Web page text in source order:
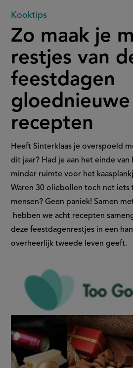
Zo
maak
je
met
restjes
van
de
feestdagen
gloednieuwe
recepten
Kooktips
Zo maak je
restjes van
feestdagen
gloednieuwe
recepten
Heeft Sinterklaas je overspoeld
dit jaar? Had je aan het einde
minder ruimte voor het
Waren 30 oliebollen toch net iets
mensen? Geen paniek! Samen
hebben we acht recepten
deze feestdagenrestjes in een
overheerlijk tweede leven geeft.
door: